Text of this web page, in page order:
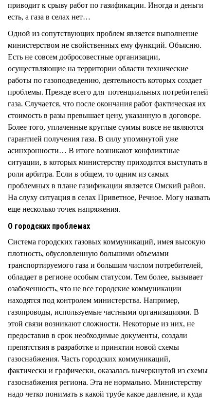
приводит к срыву работ по газификации. Иногда и деньги
есть, а газа в селах нет…
Одной из сопутствующих проблем является выполнение
министерством не свойственных ему функций. Объясню.
Есть не совсем добросовестные организации,
осуществляющие на территории области технические
работы по газоподведению, деятельность которых создает
проблемы. Прежде всего для потенциальных потребителей
газа. Случается, что после окончания работ фактическая их
стоимость в разы превышает цену, указанную в договоре.
Более того, уплаченные круглые суммы вовсе не являются
гарантией получения газа. В силу упомянутой уже
асинхронности… В итоге возникают конфликтные
ситуации, в которых министерству приходится выступать в
роли арбитра. Если в общем, то одним из самых
проблемных в плане газификации является Омский район.
На слуху ситуация в селах Приветное, Речное. Могу назвать
еще несколько точек напряжения.
О городских проблемах
Система городских газовых коммуникаций, имея высокую
плотность, обусловленную большими объемами
транспортируемого газа и большим числом потребителей,
обладает в регионе особым статусом. Тем более, вызывает
озабоченность, что не все городские коммуникации
находятся под контролем министерства. Например,
газопроводы, используемые частными организациями. В
этой связи возникают сложности. Некоторые из них, не
предоставив в срок необходимые документы, создали
препятствия в разработке и принятии новой схемы
газоснабжения. Часть городских коммуникаций,
фактически и графически, оказалась вычеркнутой из схемы
газоснабжения региона. Эта не нормально. Министерству
надо четко понимать в какой трубе какое давление, и куда